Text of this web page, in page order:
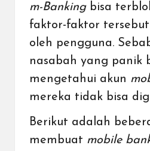
m-Banking bisa
faktor-faktor
oleh pengguna.
nasabah yang panik
mengetahui akun
mereka tidak bisa
Berikut adalah
membuat mobile